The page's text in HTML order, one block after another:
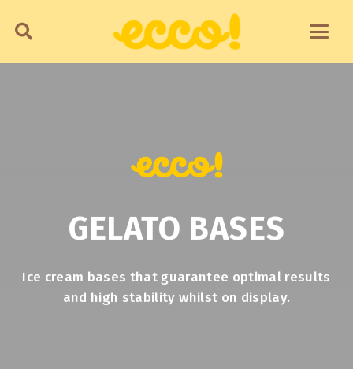
GELATO BASES
Ice cream bases that guarantee optimal results
and high stability whilst on display.